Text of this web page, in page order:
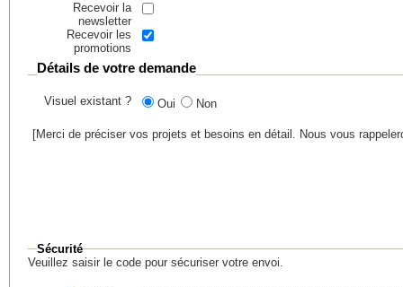
Recevoir la
newsletter
Recevoir les
promotions
Détails de votre demande
Visuel existant ? Oui Non
[Merci de préciser vos projets et besoins en détail. Nous vous
Sécurité
Veuillez saisir le code pour sécuriser votre envoi.